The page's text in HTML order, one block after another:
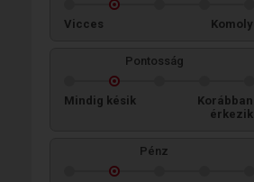
Vicces Komoly
Pontosság
Mindig késik
Korábban
érkezik
Pénz